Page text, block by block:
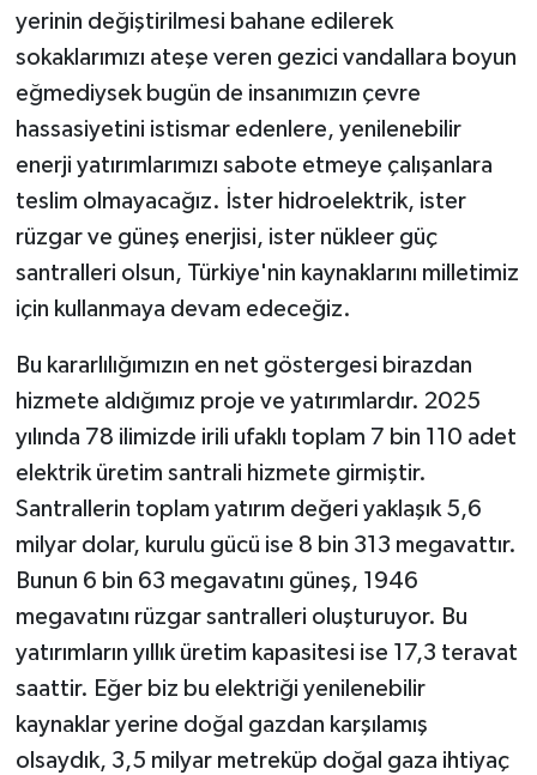
yerinin değiştirilmesi bahane edilerek
sokaklarımızı ateşe veren gezici vandallara boyun
eğmediysek bugün de insanımızın çevre
hassasiyetini istismar edenlere, yenilenebilir
enerji yatırımlarımızı sabote etmeye çalışanlara
teslim olmayacağız. İster hidroelektrik, ister
rüzgar ve güneş enerjisi, ister nükleer güç
santralleri olsun, Türkiye'nin kaynaklarını milletimiz
için kullanmaya devam edeceğiz.
Bu kararlılığımızın en net göstergesi birazdan
hizmete aldığımız proje ve yatırımlardır. 2025
yılında 78 ilimizde irili ufaklı toplam 7 bin 110 adet
elektrik üretim santrali hizmete girmiştir.
Santrallerin toplam yatırım değeri yaklaşık 5,6
milyar dolar, kurulu gücü ise 8 bin 313 megavattır.
Bunun 6 bin 63 megavatını güneş, 1946
megavatını rüzgar santralleri oluşturuyor. Bu
yatırımların yıllık üretim kapasitesi ise 17,3 teravat
saattir. Eğer biz bu elektriği yenilenebilir
kaynaklar yerine doğal gazdan karşılamış
olsaydık, 3,5 milyar metreküp doğal gaza ihtiyaç